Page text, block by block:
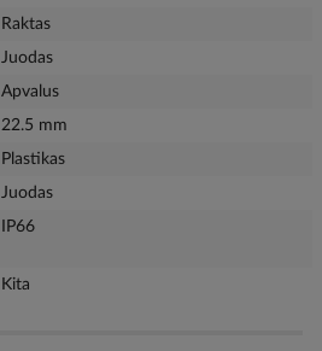
Raktas
Juodas
Apvalus
22.5 mm
Plastikas
Juodas
IP66
Kita